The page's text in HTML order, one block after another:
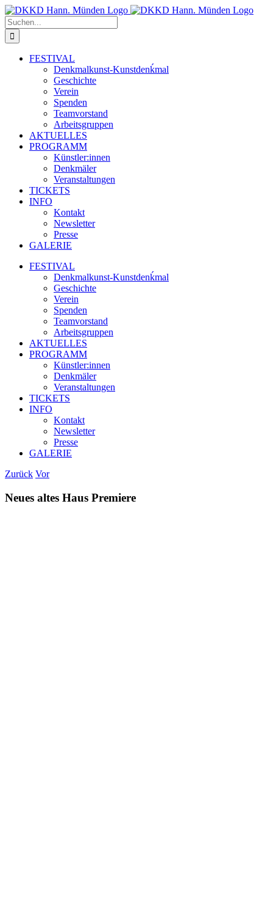
Zum
Inhalt
springen
Suche
nach:
FESTIVAL
Denkmalkunst-Kunstdenḱmal
Geschichte
Verein
Spenden
Teamvorstand
Arbeitsgruppen
AKTUELLES
PROGRAMM
Künstler:innen
Denkmäler
Veranstaltungen
TICKETS
INFO
Kontakt
Newsletter
Presse
GALERIE
FESTIVAL
Denkmalkunst-Kunstdenḱmal
Geschichte
Verein
Spenden
Teamvorstand
Arbeitsgruppen
AKTUELLES
PROGRAMM
Künstler:innen
Denkmäler
Veranstaltungen
TICKETS
INFO
Kontakt
Newsletter
Presse
GALERIE
Zurück Vor
Neues altes Haus Premiere